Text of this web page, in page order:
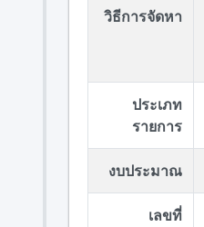
วิธีการจัดหา
ประเภท
รายการ
งบประมาณ
เลขที่